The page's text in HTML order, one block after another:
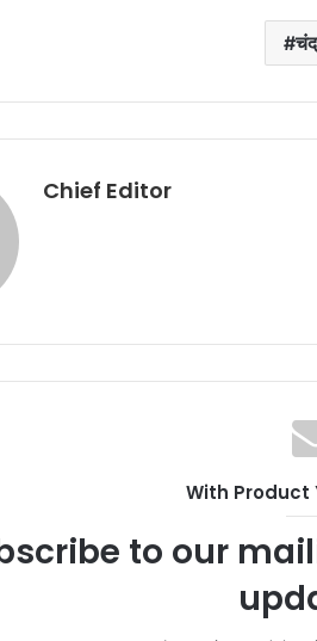
Chief Editor
With Product
to our